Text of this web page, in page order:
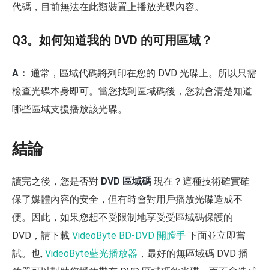
代碼，目前無法在此類裝置上播放光碟內容。
Q3。如何知道我的 DVD 的可用區域？
A： 通常，區域代碼將列印在您的 DVD 光碟上。所以只需
檢查光碟本身即可。當您找到區域碼後，您就會清楚知道
哪些區域支援播放該光碟。
結論
讀完之後，您是否對 DVD 區域碼 現在？這種技術確實確
保了媒體內容的安全，但有時會對用戶播放光碟造成不
便。因此，如果您想不受限制地享受受區域碼保護的
DVD，請下載 VideoByte BD-DVD 開膛手 下面並立即嘗
試。也, VideoByte藍光播放器 ，最好的無區域碼 DVD 播